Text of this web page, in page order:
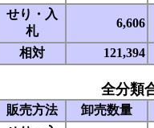
せり・入
札
6,606
相対 121,394
全分類
販売方法 卸売数量